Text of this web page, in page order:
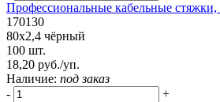
Профессиональные кабельные
170130
80х2,4 чёрный
100 шт.
18,20 руб./уп.
Наличие: под заказ
-
+